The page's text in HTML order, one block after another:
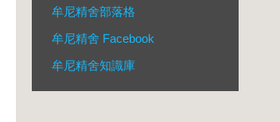
牟尼精舍部落格
牟尼精舍 Facebook
牟尼精舍知識庫